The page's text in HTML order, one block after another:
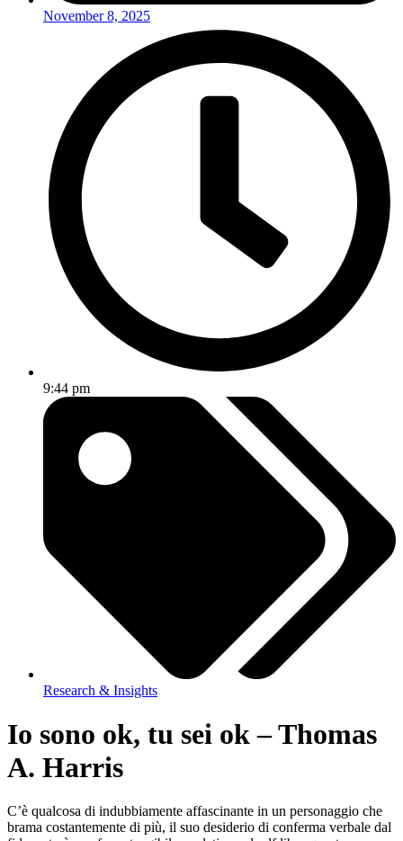
November 8, 2025
9:44 pm
Research & Insights
Io sono ok, tu sei ok – Thomas
A. Harris
C’è qualcosa di indubbiamente affascinante in un personaggio che
brama costantemente di più, il suo desiderio di conferma verbale dal